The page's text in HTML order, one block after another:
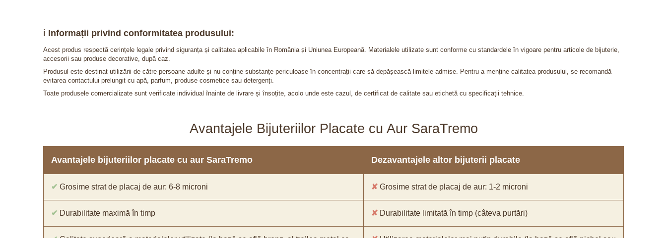
ℹ️ Informații privind conformitatea produsului:
Acest produs respectă cerințele legale privind siguranța și calitatea aplicabile în România și Uniunea Europeană. Materialele utilizate sunt conforme cu standardele în vigoare pentru articole de bijuterie,
accesorii sau produse decorative, după caz.
Produsul este destinat utilizării de către persoane adulte și nu conține substanțe periculoase în concentrații care să depășească limitele admise. Pentru a menține calitatea produsului, se recomandă
evitarea contactului prelungit cu apă, parfum, produse cosmetice sau detergenți.
Toate produsele comercializate sunt verificate individual înainte de livrare și însoțite, acolo unde este cazul, de certificat de calitate sau etichetă cu specificații tehnice.
Avantajele Bijuteriilor Placate cu Aur SaraTremo
Avantajele bijuteriilor placate cu aur SaraTremo Dezavantajele altor bijuterii placate
✔ Grosime strat de placaj de aur: 6-8 microni ✘ Grosime strat de placaj de aur: 1-2 microni
✔ Durabilitate maximă în timp ✘ Durabilitate limitată în timp (câteva purtări)